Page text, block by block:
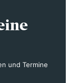
und Termine